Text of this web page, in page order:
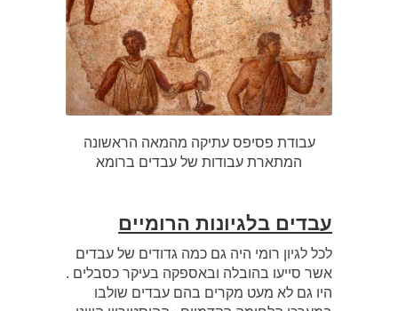
עבודת פסיפס עתיקה מהמאה הראשונה
המתארת עבודות של עבדים ברומא
עבדים בלגיונות הרומיים
לכל לגיון רומי היה גם כמה גדודים של עבדים
אשר סייעו בהובלה ובאספקה בעיקר כסבלים .
היו גם לא מעט מקרים בהם עבדים שולבו